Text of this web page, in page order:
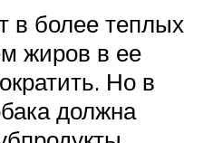
в более теплых
жиров в ее
Но в
должна